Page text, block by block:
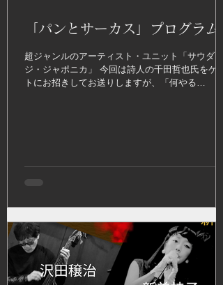
「パンとサーカス」プログラム
超ジャンルのアーティスト・ユニット「サウダー
ジ・ジャポニカ」 今回は詩人の千田哲也氏をゲス
トにお招きしてお送りしますが、「何やる